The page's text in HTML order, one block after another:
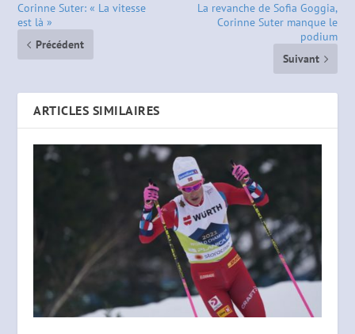
Corinne Suter: « La vitesse
est là »
Précédent
La revanche de Sofia Goggia,
Corinne Suter manque le
podium
Suivant
ARTICLES SIMILAIRES